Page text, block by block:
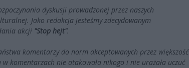
dyskusji prowadzonej przez naszych
Jako redakcja jesteśmy zdecydowanym
akcji "Stop hejt".
komentarzy do norm akceptowanych przez większość
w komentarzach nie atakowała nikogo i nie urażała uczuć